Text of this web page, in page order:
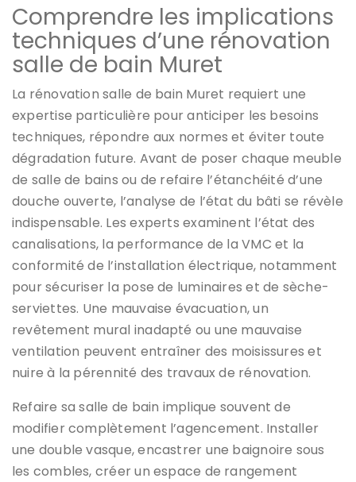
Comprendre les implications
techniques d’une rénovation
salle de bain Muret
La rénovation salle de bain Muret requiert une
expertise particulière pour anticiper les besoins
techniques, répondre aux normes et éviter toute
dégradation future. Avant de poser chaque meuble
de salle de bains ou de refaire l’étanchéité d’une
douche ouverte, l’analyse de l’état du bâti se révèle
indispensable. Les experts examinent l’état des
canalisations, la performance de la VMC et la
conformité de l’installation électrique, notamment
pour sécuriser la pose de luminaires et de sèche-
serviettes. Une mauvaise évacuation, un
revêtement mural inadapté ou une mauvaise
ventilation peuvent entraîner des moisissures et
nuire à la pérennité des travaux de rénovation.
Refaire sa salle de bain implique souvent de
modifier complètement l’agencement. Installer
une double vasque, encastrer une baignoire sous
les combles, créer un espace de rangement